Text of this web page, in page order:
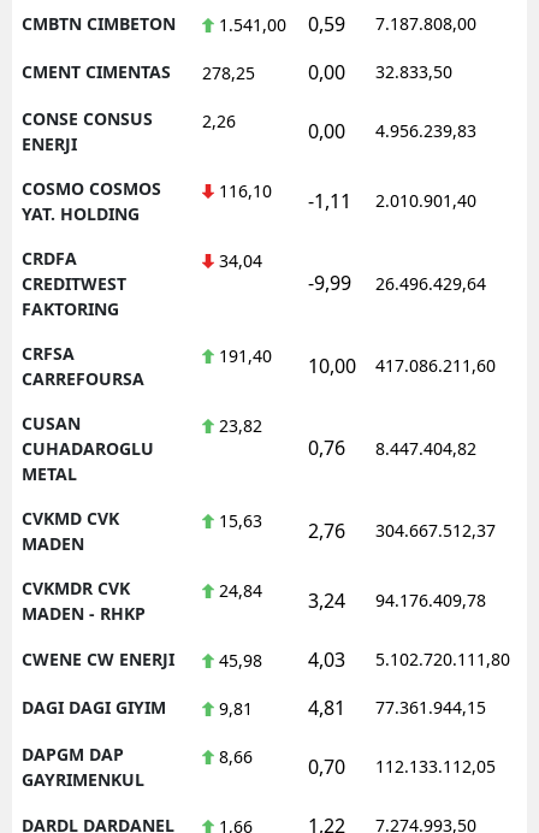
CMBTN CIMBETON 1.541,00 0,59 7.187.808,00
CMENT CIMENTAS 278,25 0,00 32.833,50
CONSE CONSUS
ENERJI
2,26 0,00 4.956.239,83
COSMO COSMOS
YAT. HOLDING
116,10 -1,11 2.010.901,40
CRDFA
CREDITWEST
FAKTORING
34,04
-9,99 26.496.429,64
CRFSA
CARREFOURSA
191,40 10,00 417.086.211,60
CUSAN
CUHADAROGLU
METAL
23,82
0,76 8.447.404,82
CVKMD CVK
MADEN
15,63 2,76 304.667.512,37
CVKMDR CVK
MADEN - RHKP
24,84 3,24 94.176.409,78
CWENE CW ENERJI 45,98 4,03 5.102.720.111,80
DAGI DAGI GIYIM 9,81 4,81 77.361.944,15
DAPGM DAP
GAYRIMENKUL
8,66 0,70 112.133.112,05
DARDL DARDANEL 1,66 1,22 7.274.993,50